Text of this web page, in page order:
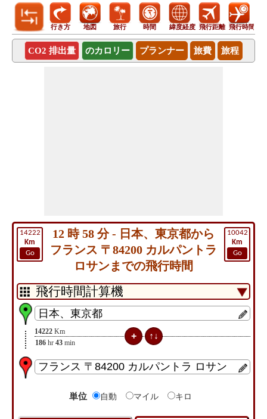
行き方 地図 旅行 時間 緯度経度 飛行距離 飛行時間
CO2 排出量 のカロリー プランナー 旅費 旅程
14222
Km
Go
10042
Km
Go
12 時 58 分 - 日本、東京都から
フランス 〒84200 カルパントラ
ロサンまでの飛行時間
14222 Km
186 hr 43 min
単位 自動 マイル キロ